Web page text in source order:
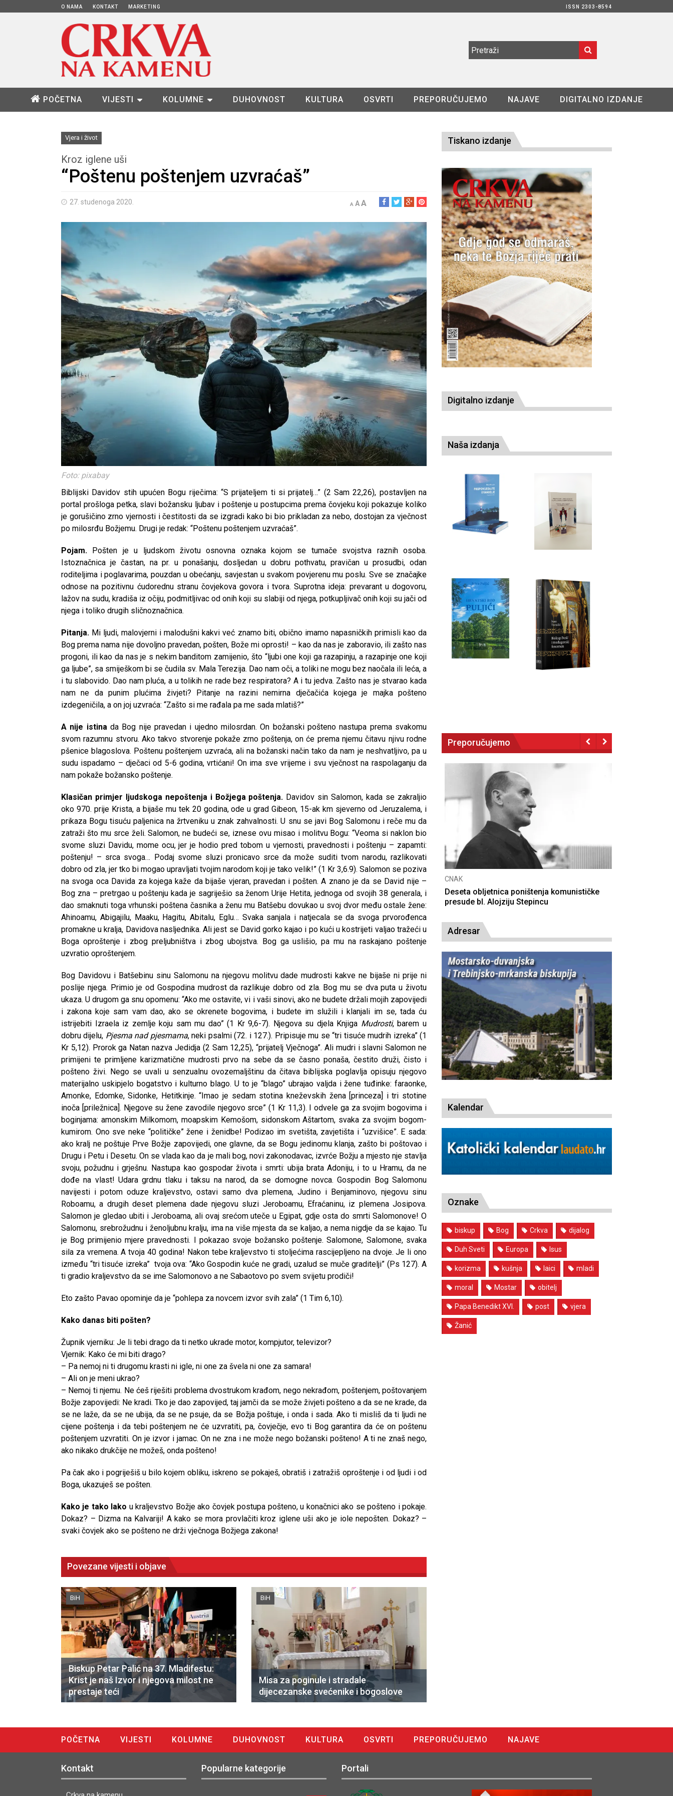
O NAMA KONTAKT MARKETING ISSN 2303-8594
POČETNA VIJESTI KOLUMNE DUHOVNOST KULTURA OSVRTI PREPORUČUJEMO NAJAVE DIGITALNO IZDANJE
Vjera i život
Kroz iglene uši
“Poštenu poštenjem uzvraćaš”
27. studenoga 2020. A AA
Foto: pixabay
Biblijski Davidov stih upućen Bogu riječima: “S prijateljem ti si prijatelj…” (2 Sam 22,26), postavljen na
portal prošloga petka, slavi božansku ljubav i poštenje u postupcima prema čovjeku koji pokazuje koliko
je gorušičino zrno vjernosti i čestitosti da se izgradi kako bi bio prikladan za nebo, dostojan za vječnost
po milosrđu Božjemu. Drugi je redak: “Poštenu poštenjem uzvraćaš”.
Pojam. Pošten je u ljudskom životu osnovna oznaka kojom se tumače svojstva raznih osoba.
Istoznačnica je častan, na pr. u ponašanju, dosljedan u dobru pothvatu, pravičan u prosudbi, odan
roditeljima i poglavarima, pouzdan u obećanju, savjestan u svakom povjerenu mu poslu. Sve se značajke
odnose na pozitivnu ćudorednu stranu čovjekova govora i tvora. Suprotna ideja: prevarant u dogovoru,
lažov na sudu, kradiša iz očiju, podmitljivac od onih koji su slabiji od njega, potkupljivač onih koji su jači od
njega i toliko drugih sličnoznačnica.
Pitanja. Mi ljudi, malovjerni i malodušni kakvi već znamo biti, obično imamo napasničkih primisli kao da
Bog prema nama nije dovoljno pravedan, pošten, Bože mi oprosti! – kao da nas je zaboravio, ili zašto nas
progoni, ili kao da nas je s nekim banditom zamijenio, što “ljubi one koji ga razapinju, a razapinje one koji
ga ljube”, sa smiješkom bi se čudila sv. Mala Terezija. Dao nam oči, a toliki ne mogu bez naočala ili leća, a
i tu slabovido. Dao nam pluća, a u tolikih ne rade bez respiratora? A i tu jedva. Zašto nas je stvarao kada
nam ne da punim plućima živjeti? Pitanje na razini nemirna dječačića kojega je majka pošteno
izdegeničila, a on joj uzvraća: “Zašto si me rađala pa me sada mlatiš?”
A nije istina da Bog nije pravedan i ujedno milosrdan. On božanski pošteno nastupa prema svakomu
svom razumnu stvoru. Ako takvo stvorenje pokaže zrno poštenja, on će prema njemu čitavu njivu rodne
pšenice blagoslova. Poštenu poštenjem uzvraća, ali na božanski način tako da nam je neshvatljivo, pa u
sudu ispadamo – dječaci od 5-6 godina, vrtićani! On ima sve vrijeme i svu vječnost na raspolaganju da
nam pokaže božansko poštenje.
Klasičan primjer ljudskoga nepoštenja i Božjega poštenja. Davidov sin Salomon, kada se zakraljio
oko 970. prije Krista, a bijaše mu tek 20 godina, ode u grad Gibeon, 15-ak km sjeverno od Jeruzalema, i
prikaza Bogu tisuću paljenica na žrtveniku u znak zahvalnosti. U snu se javi Bog Salomonu i reče mu da
zatraži što mu srce želi. Salomon, ne budeći se, iznese ovu misao i molitvu Bogu: “Veoma si naklon bio
svome sluzi Davidu, mome ocu, jer je hodio pred tobom u vjernosti, pravednosti i poštenju – zapamti:
poštenju! – srca svoga… Podaj svome sluzi pronicavo srce da može suditi tvom narodu, razlikovati
dobro od zla, jer tko bi mogao upravljati tvojim narodom koji je tako velik!” (1 Kr 3,6.9). Salomon se poziva
na svoga oca Davida za kojega kaže da bijaše vjeran, pravedan i pošten. A znano je da se David nije –
Bog zna – pretrgao u poštenju kada je sagriješio sa ženom Urije Hetita, jednoga od svojih 38 generala, i
dao smaknuti toga vrhunski poštena časnika a ženu mu Batšebu dovukao u svoj dvor među ostale žene:
Ahinoamu, Abigajilu, Maaku, Hagitu, Abitalu, Eglu… Svaka sanjala i natjecala se da svoga prvorođenca
promakne u kralja, Davidova nasljednika. Ali jest se David gorko kajao i po kući u kostrijeti valjao tražeći u
Boga oproštenje i zbog preljubništva i zbog ubojstva. Bog ga uslišio, pa mu na raskajano poštenje
uzvratio oproštenjem.
Bog Davidovu i Batšebinu sinu Salomonu na njegovu molitvu dade mudrosti kakve ne bijaše ni prije ni
poslije njega. Primio je od Gospodina mudrost da razlikuje dobro od zla. Bog mu se dva puta u životu
ukaza. U drugom ga snu opomenu: “Ako me ostavite, vi i vaši sinovi, ako ne budete držali mojih zapovijedi
i zakona koje sam vam dao, ako se okrenete bogovima, i budete im služili i klanjali im se, tada ću
istrijebiti Izraela iz zemlje koju sam mu dao” (1 Kr 9,6-7). Njegova su djela Knjiga Mudrosti, barem u
dobru dijelu, Pjesma nad pjesmama, neki psalmi (72. i 127.). Pripisuje mu se “tri tisuće mudrih izreka” (1
Kr 5,12). Prorok ga Natan nazva Jedidja (2 Sam 12,25), “prijatelj Vječnoga”. Ali mudri i slavni Salomon ne
primijeni te primljene karizmatične mudrosti prvo na sebe da se časno ponaša, čestito druži, čisto i
pošteno živi. Nego se uvali u senzualnu ovozemaljštinu da čitava biblijska poglavlja opisuju njegovo
materijalno uskipjelo bogatstvo i kulturno blago. U to je “blago” ubrajao valjda i žene tuđinke: faraonke,
Amonke, Edomke, Sidonke, Hetitkinje. “Imao je sedam stotina kneževskih žena [princeza] i tri stotine
inoča [priležnica]. Njegove su žene zavodile njegovo srce” (1 Kr 11,3). I odvele ga za svojim bogovima i
boginjama: amonskim Milkomom, moapskim Kemošom, sidonskom Aštartom, svaka za svojim bogom-
kumirom. Ono sve neke “političke” žene i ženidbe! Podizao im svetišta, zavjetišta i “uzvišice”. E sada:
ako kralj ne poštuje Prve Božje zapovijedi, one glavne, da se Bogu jedinomu klanja, zašto bi poštovao i
Drugu i Petu i Desetu. On se vlada kao da je mali bog, novi zakonodavac, izvrće Božju a mjesto nje stavlja
svoju, požudnu i grješnu. Nastupa kao gospodar života i smrti: ubija brata Adoniju, i to u Hramu, da ne
dođe na vlast! Udara grdnu tlaku i taksu na narod, da se domogne novca. Gospodin Bog Salomonu
navijesti i potom oduze kraljevstvo, ostavi samo dva plemena, Judino i Benjaminovo, njegovu sinu
Roboamu, a drugih deset plemena dade njegovu sluzi Jeroboamu, Efraćaninu, iz plemena Josipova.
Salomon je gledao ubiti i Jeroboama, ali ovaj srećom uteče u Egipat, gdje osta do smrti Salomonove! O
Salomonu, srebrožudnu i ženoljubnu kralju, ima na više mjesta da se kaljao, a nema nigdje da se kajao. Tu
je Bog primijenio mjere pravednosti. I pokazao svoje božansko poštenje. Salomone, Salomone, svaka
sila za vremena. A tvoja 40 godina! Nakon tebe kraljevstvo ti stoljećima rascijepljeno na dvoje. Je li ono
između “tri tisuće izreka” tvoja ova: “Ako Gospodin kuće ne gradi, uzalud se muče graditelji” (Ps 127). A
ti gradio kraljevstvo da se ime Salomonovo a ne Sabaotovo po svem svijetu prodiči!
Eto zašto Pavao opominje da je “pohlepa za novcem izvor svih zala” (1 Tim 6,10).
Kako danas biti pošten?
Župnik vjerniku: Je li tebi drago da ti netko ukrade motor, kompjutor, televizor?
Vjernik: Kako će mi biti drago?
– Pa nemoj ni ti drugomu krasti ni igle, ni one za švela ni one za samara!
– Ali on je meni ukrao?
– Nemoj ti njemu. Ne ćeš riješiti problema dvostrukom krađom, nego nekrađom, poštenjem, poštovanjem
Božje zapovijedi: Ne kradi. Tko je dao zapovijed, taj jamči da se može živjeti pošteno a da se ne krade, da
se ne laže, da se ne ubija, da se ne psuje, da se Božja poštuje, i onda i sada. Ako ti misliš da ti ljudi ne
cijene poštenja i da tebi poštenjem ne će uzvratiti, pa, čovječje, evo ti Bog garantira da će on poštenu
poštenjem uzvratiti. On je izvor i jamac. On ne zna i ne može nego božanski pošteno! A ti ne znaš nego,
ako nikako drukčije ne možeš, onda pošteno!
Pa čak ako i pogriješiš u bilo kojem obliku, iskreno se pokaješ, obratiš i zatražiš oproštenje i od ljudi i od
Boga, ukazuješ se pošten.
Kako je tako lako u kraljevstvo Božje ako čovjek postupa pošteno, u konačnici ako se pošteno i pokaje.
Dokaz? – Dizma na Kalvariji! A kako se mora provlačiti kroz iglene uši ako je iole nepošten. Dokaz? –
svaki čovjek ako se pošteno ne drži vječnoga Božjega zakona!
Povezane vijesti i objave
BiH
Biskup Petar Palić na 37. Mladifestu:
Krist je naš Izvor i njegova milost ne
prestaje teći
BiH
Misa za poginule i stradale
dijecezanske svećenike i bogoslove
Tiskano izdanje
Digitalno izdanje
Naša izdanja
Preporučujemo
CNAK
Kad se nasilje pretvara u optužnicu
CNAK
Smrtovdan nadbiskupa Petra Čule
CNAK
Deseta obljetnica poništenja komunističke
presude bl. Alojziju Stepincu
Adresar
Kalendar
Oznake
biskup Bog Crkva dijalog
Duh Sveti Europa Isus
korizma kušnja laici mladi
moral Mostar obitelj
Papa Benedikt XVI. post vjera
Žanić
POČETNA VIJESTI KOLUMNE DUHOVNOST KULTURA OSVRTI PREPORUČUJEMO
NAJAVE
Kontakt Popularne kategorije Portali